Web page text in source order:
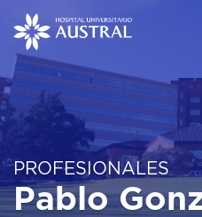
PROFESIONALES
Pablo